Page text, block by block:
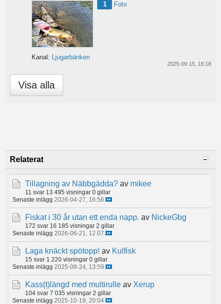
1
Foto
Kanal: Ljugarbänken
2025-09-15, 16:18
Visa alla
Relaterat
Tillagning av Näbbgädda? av mikee
11 svar 13 495 visningar 0 gillar
Senaste inlägg 2026-04-27, 16:56
Fiskat i 30 år utan ett enda napp. av NickeGbg
172 svar 16 185 visningar 2 gillar
Senaste inlägg 2026-06-21, 12:07
Laga knäckt spötopp! av Kulfisk
15 svar 1 220 visningar 0 gillar
Senaste inlägg 2025-08-24, 13:59
Kass(t)längd med multirulle av Xerup
104 svar 7 035 visningar 2 gillar
Senaste inlägg 2025-10-19, 20:04